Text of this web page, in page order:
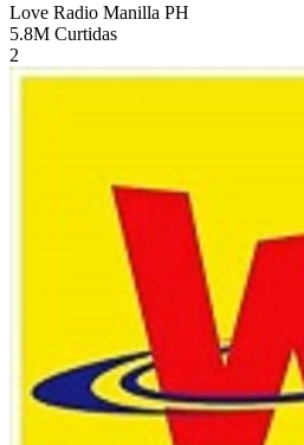
Love Radio Manilla PH
5.8M Curtidas
2